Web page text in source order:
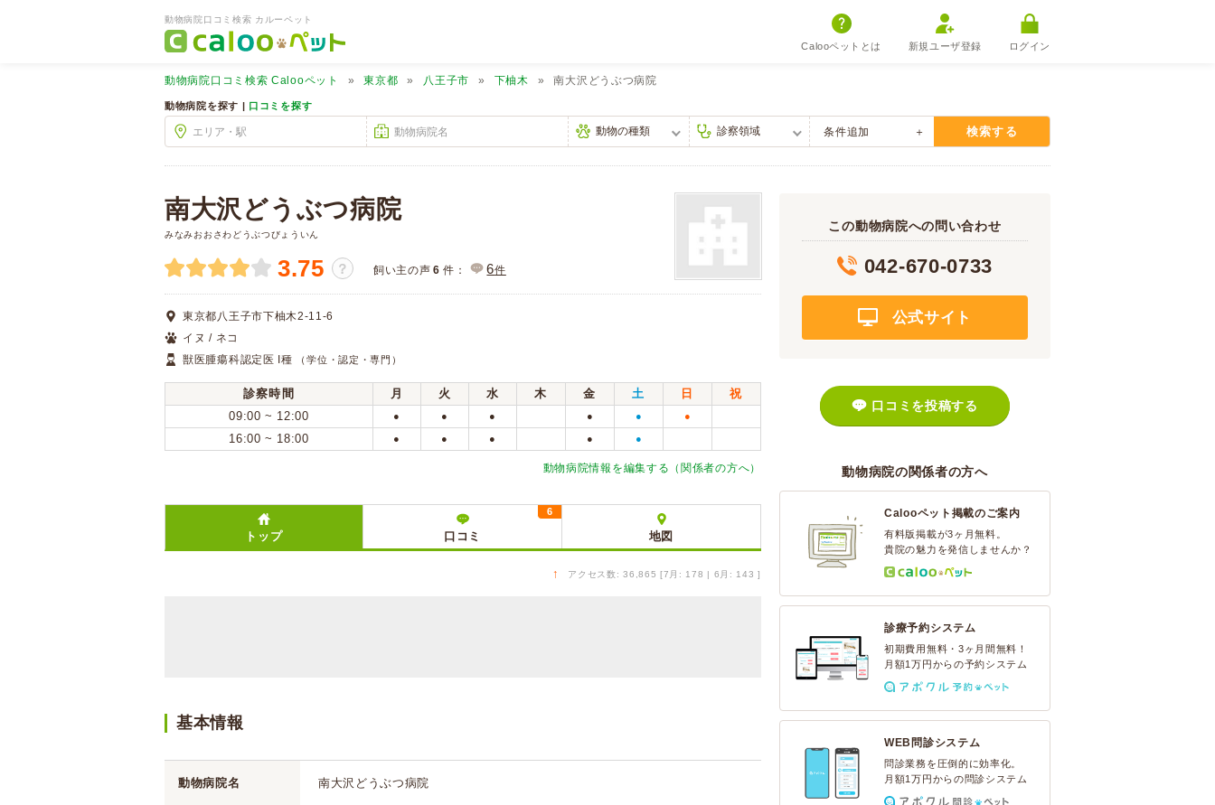
動物病院口コミ検索 カルーペット
Calooペットとは 新規ユーザ登録 ログイン
動物病院口コミ検索 Calooペット 東京都 八王子市 下柚木 南大沢どうぶつ病院
動物病院を探す | 口コミを探す
条件追加 検索する
南大沢どうぶつ病院
みなみおおさわどうぶつびょういん
3.75 ？ 飼い主の声 6 件： 6件
東京都八王子市下柚木2-11-6
イヌ / ネコ
獣医腫瘍科認定医 I種
（学位・認定・専門）
診察時間 月 火 水 木 金 土 日
祝
09:00 ~ 12:00
● ● ● ● ● ●
16:00 ~ 18:00 ● ● ● ● ●
動物病院情報を編集する（関係者の方へ）
トップ 口コミ
6
地図
↑ アクセス数: 36,865 [7月: 178 | 6月: 143 ]
基本情報
動物病院名 南大沢どうぶつ病院
この動物病院への問い合わせ
042-670-0733
公式サイト
口コミを投稿する
動物病院の関係者の方へ
Calooペット掲載のご案内
有料版掲載が3ヶ月無料。
貴院の魅力を発信しませんか？
診療予約システム
初期費用無料・3ヶ月間無料！
月額1万円からの予約システム
WEB問診システム
問診業務を圧倒的に効率化。
月額1万円からの問診システム